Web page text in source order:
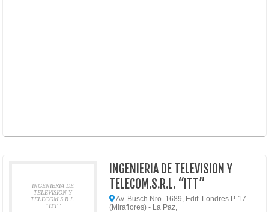
INGENIERIA DE
TELEVISION Y
TELECOM.S.R.L.
“ITT”
INGENIERIA DE TELEVISION Y
TELECOM.S.R.L. “ITT”
Av. Busch Nro. 1689, Edif. Londres P. 17
(Miraflores) - La Paz,